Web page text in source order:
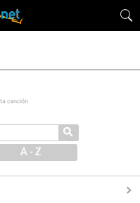
canción
⚲
A - Z